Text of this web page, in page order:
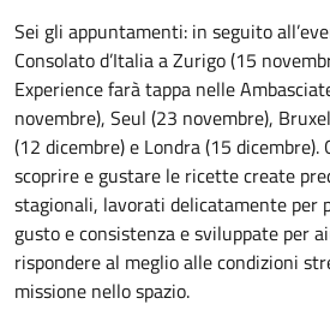
Sei gli appuntamenti: in seguito
Consolato d’Italia a Zurigo (15
Experience farà tappa nelle
novembre), Seul (23 novembre),
(12 dicembre) e Londra (15
scoprire e gustare le ricette create
stagionali, lavorati delicatamente per
gusto e consistenza e sviluppate per
rispondere al meglio alle condizioni
missione nello spazio.